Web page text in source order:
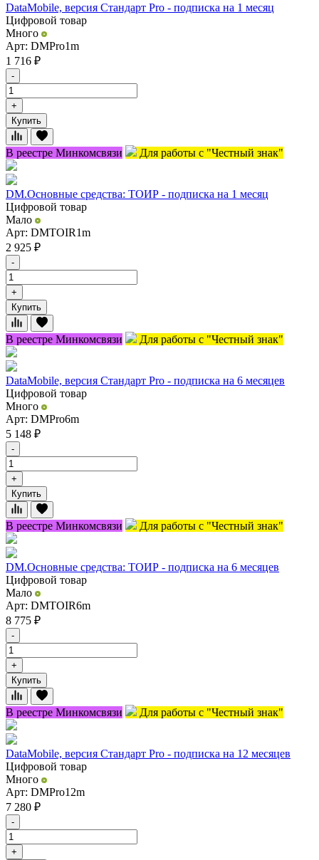
DataMobile, версия Стандарт Pro - подписка на 1 месяц
Цифровой товар
Много
Арт: DMPro1m
1 716 ₽
-
+
Купить
В реестре Минкомсвязи Для работы с "Честный знак"
DM.Основные средства: ТОИР - подписка на 1 месяц
Цифровой товар
Мало
Арт: DMTOIR1m
2 925 ₽
-
+
Купить
В реестре Минкомсвязи Для работы с "Честный знак"
DataMobile, версия Стандарт Pro - подписка на 6 месяцев
Цифровой товар
Много
Арт: DMPro6m
5 148 ₽
-
+
Купить
В реестре Минкомсвязи Для работы с "Честный знак"
DM.Основные средства: ТОИР - подписка на 6 месяцев
Цифровой товар
Мало
Арт: DMTOIR6m
8 775 ₽
-
+
Купить
В реестре Минкомсвязи Для работы с "Честный знак"
DataMobile, версия Стандарт Pro - подписка на 12 месяцев
Цифровой товар
Много
Арт: DMPro12m
7 280 ₽
-
+